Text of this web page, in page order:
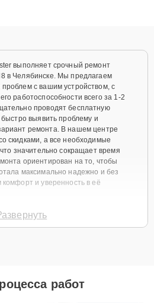
выполняет срочный ремонт
в Челябинске. Мы предлагаем
с вашим устройством, с
работоспособности всего за 1-2
проводят бесплатную
быстро выявить проблему и
ремонта. В нашем центре
скидками, а все необходимые
значительно сокращает время
ориентирован на то, чтобы
максимально надежно и без
и уверенность в её
выбрать наиболее подходящий
работ